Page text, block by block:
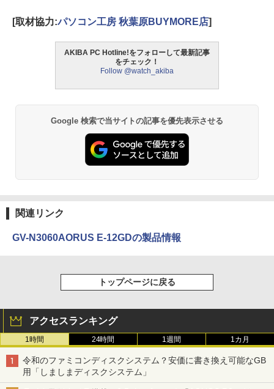
[取材協力:パソコン工房 秋葉原BUYMORE店]
AKIBA PC Hotline!をフォローして最新記事
をチェック！
Follow @watch_akiba
Google 検索で当サイトの記事を優先表示させる
関連リンク
GV-N3060AORUS E-12GDの製品情報
トップページに戻る
アクセスランキング
1時間 24時間 1週間 1カ月
令和のファミコンディスクシステム？安価に書き換え可能なGB
用「しましまディスクシステム」